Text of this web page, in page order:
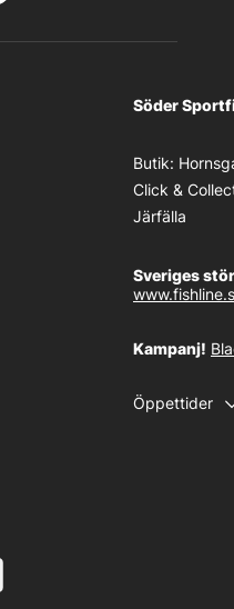
Söder
Butik:
Click &
Järfälla
Sveriges
Kampanj!
Öppettider